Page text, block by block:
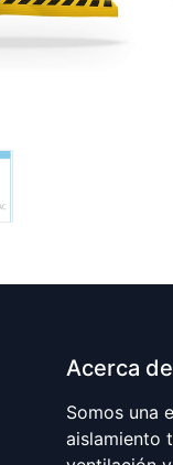
Acerca de
Somos una
aislamiento